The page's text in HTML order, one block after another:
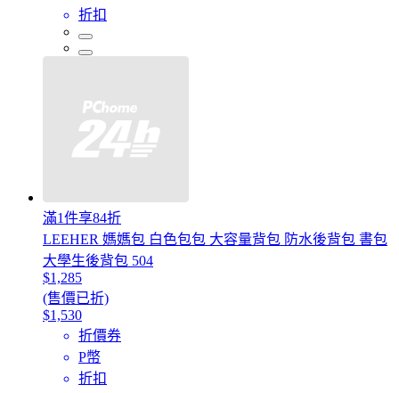
折扣
滿1件享84折
LEEHER 媽媽包 白色包包 大容量背包 防水後背包 書包
大學生後背包 504
$1,285
(售價已折)
$1,530
折價券
P幣
折扣